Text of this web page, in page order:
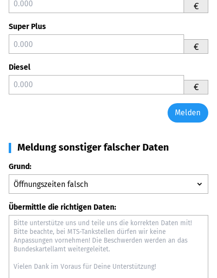
€
Super Plus
€
Diesel
€
Melden
Meldung sonstiger falscher Daten
Grund:
Übermittle die richtigen Daten: